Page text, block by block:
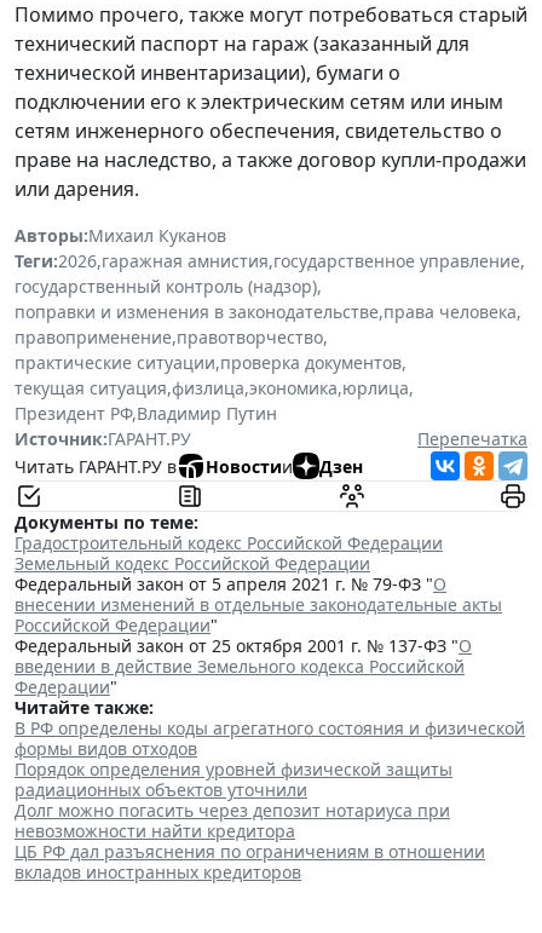
Помимо прочего, также могут потребоваться старый
технический паспорт на гараж (заказанный для
технической инвентаризации), бумаги о
подключении его к электрическим сетям или иным
сетям инженерного обеспечения, свидетельство о
праве на наследство, а также договор купли-продажи
или дарения.
Авторы:Михаил Куканов
Теги:2026,гаражная амнистия,государственное управление,
государственный контроль (надзор),
поправки и изменения в законодательстве,права человека,
правоприменение,правотворчество,
практические ситуации,проверка документов,
текущая ситуация,физлица,экономика,юрлица,
Президент РФ,Владимир Путин
Источник:ГАРАНТ.РУ
Перепечатка
Читать ГАРАНТ.РУ в
Новостии Дзен
Документы по теме:
Градостроительный кодекс Российской Федерации
Земельный кодекс Российской Федерации
Федеральный закон от 5 апреля 2021 г. № 79-ФЗ "О
внесении изменений в отдельные законодательные акты
Российской Федерации"
Федеральный закон от 25 октября 2001 г. № 137-ФЗ "О
введении в действие Земельного кодекса Российской
Федерации"
Читайте также:
В РФ определены коды агрегатного состояния и физической
формы видов отходов
Порядок определения уровней физической защиты
радиационных объектов уточнили
Долг можно погасить через депозит нотариуса при
невозможности найти кредитора
ЦБ РФ дал разъяснения по ограничениям в отношении
вкладов иностранных кредиторов